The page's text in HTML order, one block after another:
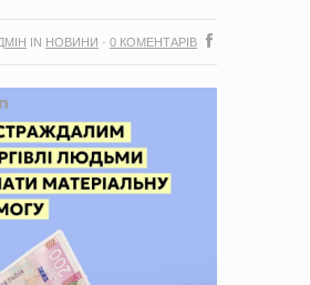
IN НОВИНИ · 0 КОМЕНТАРІВ